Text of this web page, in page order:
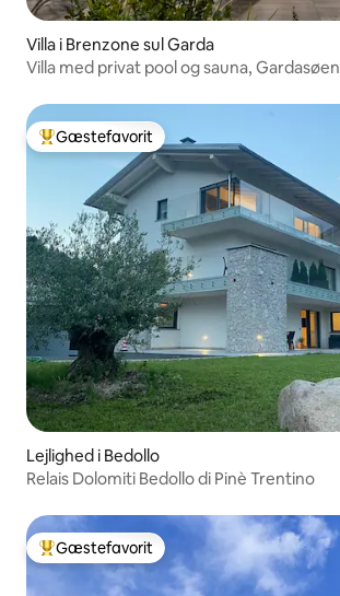
Villa i Brenzone sul Garda
Villa med privat pool og sauna, Gardasøen
Bedste gæstefavorit
Gæstefavorit
Lejlighed i Bedollo
Relais Dolomiti Bedollo di Pinè Trentino
Bedste gæstefavorit
Gæstefavorit